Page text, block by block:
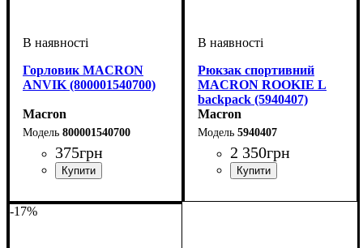
Горловик MACRON
ANVIK (800001540700)
Macron
800001540700
375грн
Рюкзак спортивний
MACRON ROOKIE L
backpack (5940407)
Macron
5940407
2 350грн
-17%